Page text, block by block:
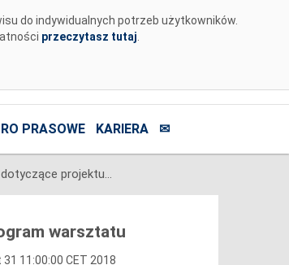
do indywidualnych potrzeb użytkowników.
przeczytasz tutaj
PRASOWE KARIERA ✉
Spotkanie informacyjne dotyczące projektu Karty aktualizacji nr CB/21/2018 IRiESP - Bilansowanie
warsztatu
31 11:00:00 CET 2018